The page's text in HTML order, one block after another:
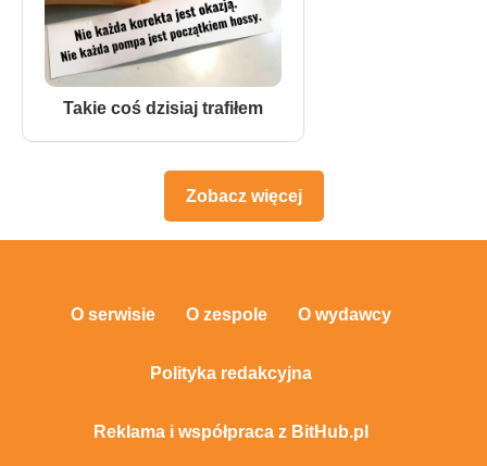
Takie coś dzisiaj trafiłem
Zobacz więcej
O serwisie O zespole O wydawcy
Polityka redakcyjna
Reklama i współpraca z BitHub.pl